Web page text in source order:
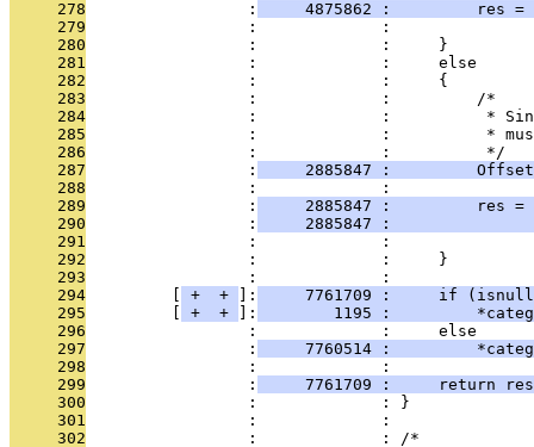
     278
                 :
4875862 :         res =
     279
:             :
     280
                 :             :     }
     281
                 :             :     else
     282
                 :             :     {
     283
                 :             :         /*
     284
:             :          *
     285
:             :          *
     286
                 :             :          */
     287
                 :
2885847 :
     288
                 :             :
     289
                 :
2885847 :         res =
     290
                 :
2885847 :
     291
:             :
     292
                 :             :     }
     293
                 :             :
     294
+ + ]:
7761709 :     if
     295
+ + ]:
1195 :
     296
                 :             :     else
     297
                 :
7760514 :
     298
                 :             :
     299
                 :
7761709 :     return
     300
                 :             : }
     301
                 :             :
     302
                 :             : /*